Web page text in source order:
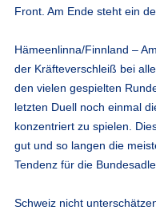
Front. Am Ende steht ein
Hämeenlinna/Finnland –
der Kräfteverschleiß bei
den vielen gespielten
letzten Duell noch einmal
konzentriert zu spielen.
gut und so langen die
Tendenz für die
Schweiz nicht